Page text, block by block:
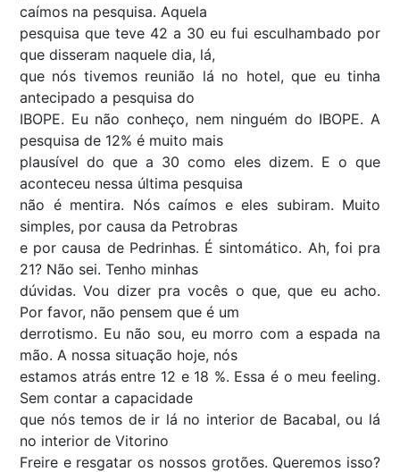
caímos na pesquisa. Aquela
pesquisa que teve 42 a 30 eu fui esculhambado por
que disseram naquele dia, lá,
que nós tivemos reunião lá no hotel, que eu tinha
antecipado a pesquisa do
IBOPE. Eu não conheço, nem ninguém do IBOPE. A
pesquisa de 12% é muito mais
plausível do que a 30 como eles dizem. E o que
aconteceu nessa última pesquisa
não é mentira. Nós caímos e eles subiram. Muito
simples, por causa da Petrobras
e por causa de Pedrinhas. É sintomático. Ah, foi pra
21? Não sei. Tenho minhas
dúvidas. Vou dizer pra vocês o que, que eu acho.
Por favor, não pensem que é um
derrotismo. Eu não sou, eu morro com a espada na
mão. A nossa situação hoje, nós
estamos atrás entre 12 e 18 %. Essa é o meu feeling.
Sem contar a capacidade
que nós temos de ir lá no interior de Bacabal, ou lá
no interior de Vitorino
Freire e resgatar os nossos grotões. Queremos isso?